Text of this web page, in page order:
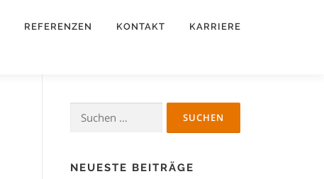
REFERENZEN KONTAKT KARRIERE
Suchen
nach:
NEUESTE BEITRÄGE